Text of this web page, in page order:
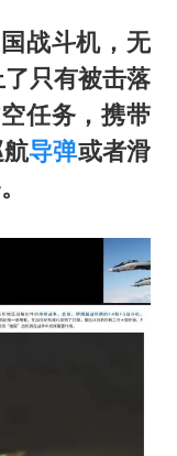
”
从科技创新看开局起步的时与势
战斗机，无
只有被击落
任务，携带
导弹或者滑